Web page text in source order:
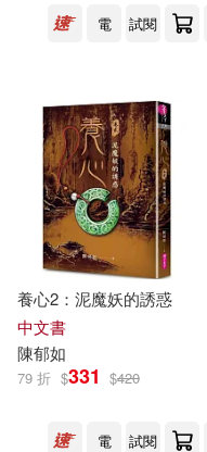
跳舞鯨魚(4)
子魚(3)
施養慧(3)
林玫伶(3)
洪淑苓(3)
臉譜(2)
上海社會科學院出
中國少年兒童出版
五南(1) 交
八方(1)
屏東縣政府客家
新北市政府政風處
可海外宅配(64)
可港澳店取(55)
可新加坡店取(62)
可菲律賓店取(62)
電 試閱
養心2：泥魔妖的誘惑
中文書
陳郁如
79 折 $331 $420
電 試閱